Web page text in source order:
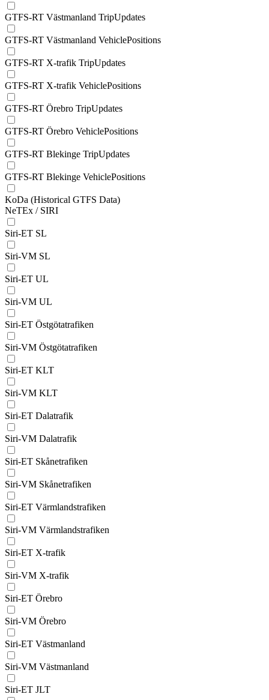
GTFS-RT Västmanland TripUpdates
GTFS-RT Västmanland VehiclePositions
GTFS-RT X-trafik TripUpdates
GTFS-RT X-trafik VehiclePositions
GTFS-RT Örebro TripUpdates
GTFS-RT Örebro VehiclePositions
GTFS-RT Blekinge TripUpdates
GTFS-RT Blekinge VehiclePositions
KoDa (Historical GTFS Data)
NeTEx / SIRI
Siri-ET SL
Siri-VM SL
Siri-ET UL
Siri-VM UL
Siri-ET Östgötatrafiken
Siri-VM Östgötatrafiken
Siri-ET KLT
Siri-VM KLT
Siri-ET Dalatrafik
Siri-VM Dalatrafik
Siri-ET Skånetrafiken
Siri-VM Skånetrafiken
Siri-ET Värmlandstrafiken
Siri-VM Värmlandstrafiken
Siri-ET X-trafik
Siri-VM X-trafik
Siri-ET Örebro
Siri-VM Örebro
Siri-ET Västmanland
Siri-VM Västmanland
Siri-ET JLT